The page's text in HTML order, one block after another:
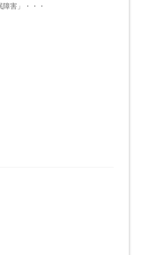
害」・・・